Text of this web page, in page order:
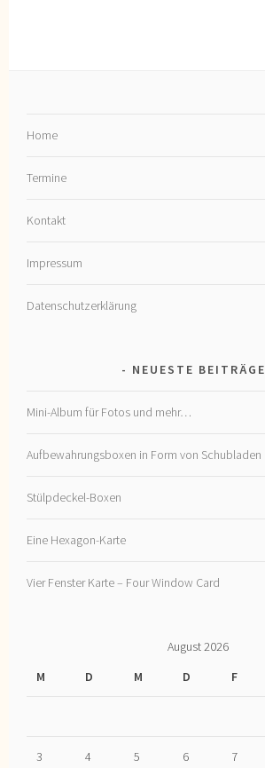
Home
Termine
Kontakt
Impressum
Datenschutzerklärung
NEUESTE BEITRÄGE
Mini-Album für Fotos und mehr…
Aufbewahrungsboxen in Form von Schubladen
Stülpdeckel-Boxen
Eine Hexagon-Karte
Vier Fenster Karte – Four Window Card
August 2026
M
D M D F
3 4 5 6 7